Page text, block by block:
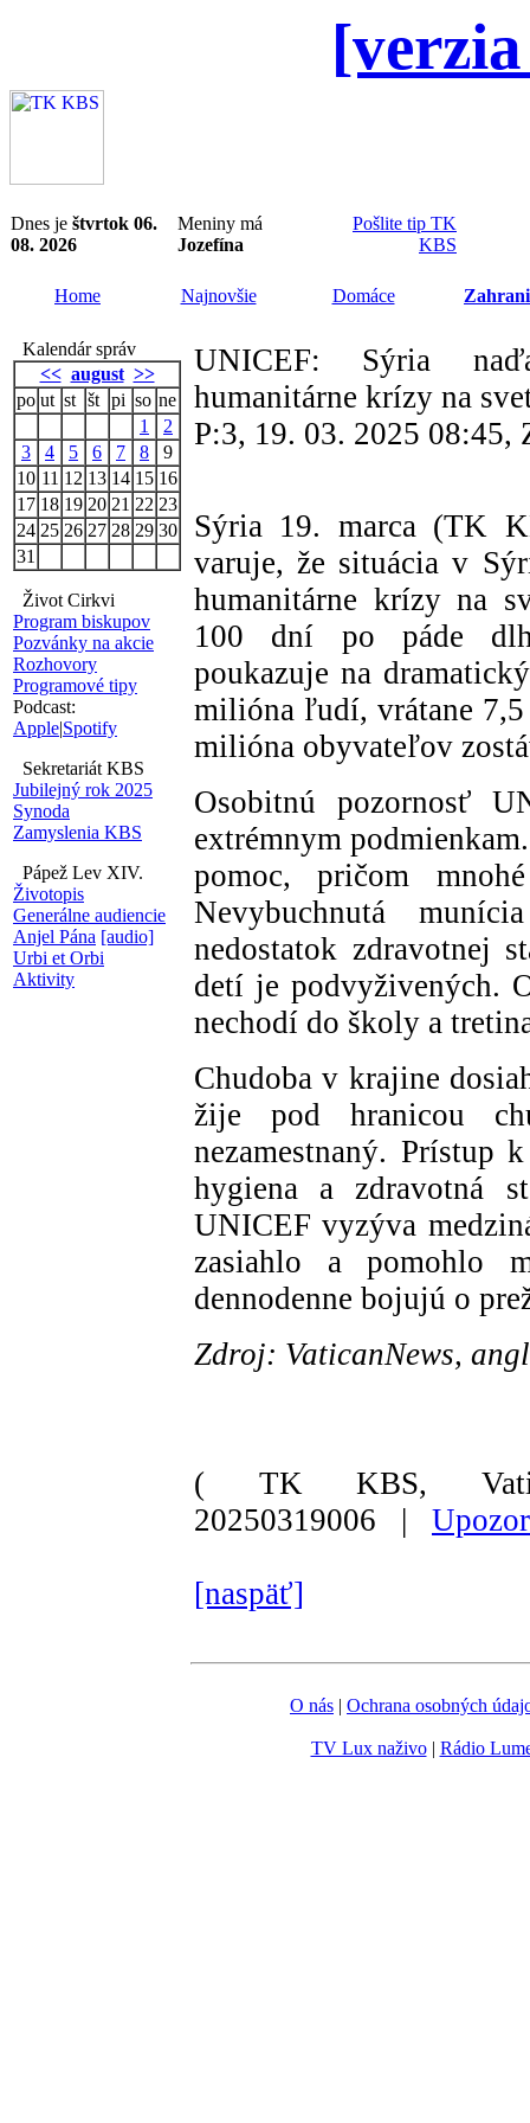
Dnes je štvrtok 06.
08. 2026
Meniny má
Jozefína
Pošlite tip TK
KBS
Home Najnovšie Domáce
Kalendár správ
<< august >>
po ut st št pi so ne
1
2
3
4 5 6 7 8
9
10 11 12 13 14 15 16
17 18 19 20 21 22 23
24 25 26 27 28 29 30
31
Život Cirkvi
Program biskupov
Pozvánky na akcie
Rozhovory
Programové tipy
Podcast:
Apple|Spotify
Sekretariát KBS
Jubilejný rok 2025
Synoda
Zamyslenia KBS
Pápež Lev XIV.
Životopis
Generálne audiencie
Anjel Pána [audio]
Urbi et Orbi
Aktivity
UNICEF: Sýria
humanitárne krízy na
P:3, 19. 03. 2025 08:45,
Sýria 19. marca (TK
varuje, že situácia v
humanitárne krízy na
100 dní po páde
poukazuje na
milióna ľudí, vrátane
milióna obyvateľov
Osobitnú pozornosť
extrémnym
pomoc, pričom
Nevybuchnutá
nedostatok zdravotnej
detí je podvyživených.
nechodí do školy a
Chudoba v krajine
žije pod hranicou
nezamestnaný. Prístup
hygiena a zdravotná
UNICEF vyzýva
zasiahlo a pomohlo
dennodenne bojujú o
Zdroj: VaticanNews,
( TK KBS,
20250319006 |
[naspäť]
O nás | Ochrana osobných
TV Lux naživo| Rádio